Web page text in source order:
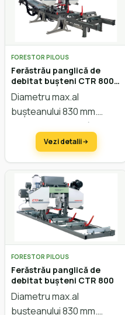
FORESTOR PILOUS
Ferăstrău panglică de
debitat bușteni CTR 800
Hidraulic
Diametru max.al
bușteanului 830 mm.
Lățimea max. a scândurei
750 mm. Avans automat.
Sistem hidraulic. Reglarea
Vezi detalii
FORESTOR PILOUS
Ferăstrău panglică de
debitat bușteni CTR 800
Diametru max.al
bușteanului 830 mm.